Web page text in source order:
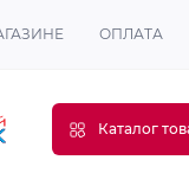
ОПЛАТА
Каталог